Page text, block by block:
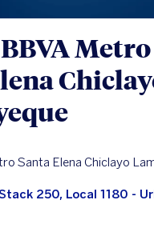
Metro
Santa Elena Chiclayo
250, Local 1180 -